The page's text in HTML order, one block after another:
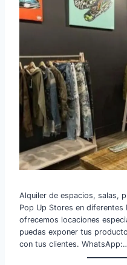
Alquiler de espacios, salas,
Pop Up Stores en diferentes
ofrecemos locaciones
puedas exponer tus
con tus clientes.